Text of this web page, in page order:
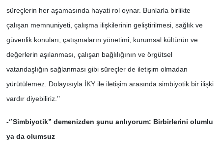
süreçlerin her aşamasında hayati rol oynar. Bunlarla birlikte
çalışan memnuniyeti, çalışma ilişkilerinin geliştirilmesi, sağlık ve
güvenlik konuları, çatışmaların yönetimi, kurumsal kültürün ve
değerlerin aşılanması, çalışan bağlılığının ve örgütsel
vatandaşlığın sağlanması gibi süreçler de iletişim olmadan
yürütülemez. Dolayısıyla İKY ile iletişim arasında simbiyotik bir ilişki
vardır diyebiliriz.’’
-‘’Simbiyotik” demenizden şunu anlıyorum: Birbirlerini olumlu
ya da olumsuz